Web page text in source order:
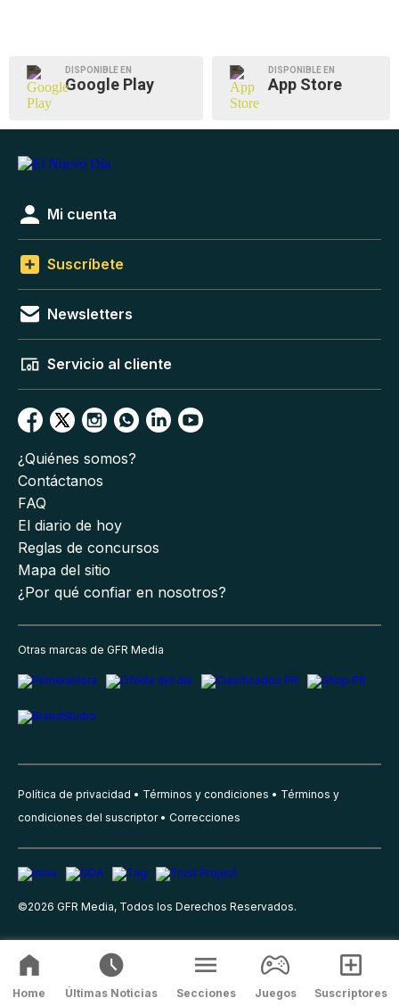
DISPONIBLE EN
Google Play
DISPONIBLE EN
App Store
Mi cuenta
Suscríbete
Newsletters
Servicio al cliente
¿Quiénes somos?
Contáctanos
FAQ
El diario de hoy
Reglas de concursos
Mapa del sitio
¿Por qué confiar en nosotros?
Otras marcas de GFR Media
Política de privacidad Términos y condiciones
Términos y
condiciones del suscriptor
Correcciones
©2026 GFR Media, Todos los Derechos Reservados.
Home Últimas Noticias Secciones Juegos Suscriptores